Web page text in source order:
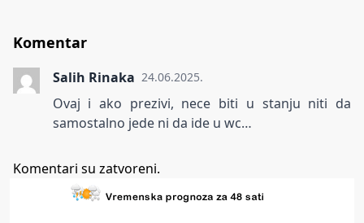
Komentar
Salih Rinaka 24.06.2025.
Ovaj i ako prezivi, nece biti u stanju niti da
samostalno jede ni da ide u wc…
Komentari su zatvoreni.